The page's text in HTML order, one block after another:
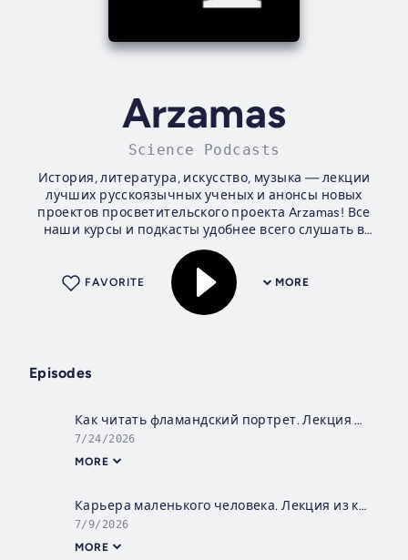
Arzamas
Science Podcasts
История, литература, искусство, музыка — лекции
лучших русскоязычных ученых и анонсы новых
проектов просветительского проекта Arzamas! Все
наши курсы и подкасты удобнее всего слушать в
нашем приложении «Радио Arzamas».
MORE
FAVORITE
Episodes
Как читать фламандский портрет. Лекция из курса «Фламандская живопись: от натюрморта до сельской пьянки»
7/24/2026
MORE
Карьера маленького человека. Лекция из курса «Маленький человек на службе и дома»
7/9/2026
MORE